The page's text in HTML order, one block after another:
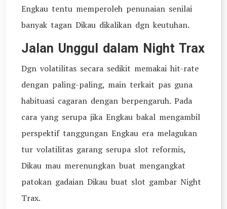
Engkau tentu memperoleh penunaian senilai
banyak tagan Dikau dikalikan dgn keutuhan.
Jalan Unggul dalam Night Trax
Dgn volatilitas secara sedikit memakai hit-rate
dengan paling-paling, main terkait pas guna
habituasi cagaran dengan berpengaruh. Pada
cara yang serupa jika Engkau bakal mengambil
perspektif tanggungan Engkau era melagukan
tur volatilitas garang serupa slot reformis,
Dikau mau merenungkan buat mengangkat
patokan gadaian Dikau buat slot gambar Night
Trax.